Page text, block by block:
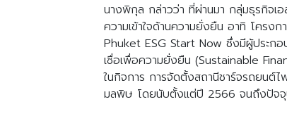
นางพิกุล กล่าวว่า ที่ผ่านมา กลุ่มธุรกิจเ
ความเข้าใจด้านความยั่งยืน อาทิ โครง
Phuket ESG Start Now ซึ่งมีผู้ประกอ
เชื่อเพื่อความยั่งยืน (Sustainable
ในกิจการ การจัดตั้งสถานีชาร์จรถยนต์
มลพิษ โดยนับตั้งแต่ปี 2566 จนถึงปัจจุ